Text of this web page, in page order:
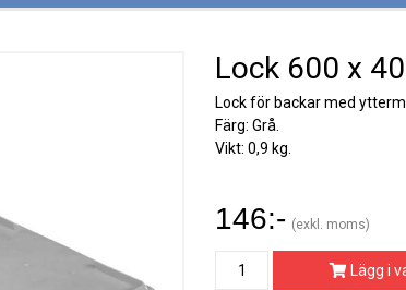
Lock 600 x
Lock för backar med
Färg: Grå.
Vikt: 0,9 kg.
146:- (exkl. moms)
Lägg i